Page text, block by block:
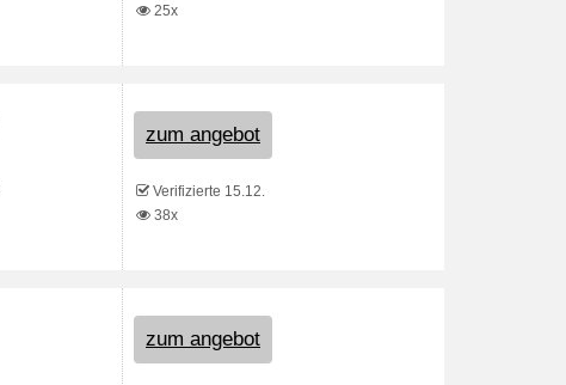
25x
zum angebot
Verifizierte 15.12.
38x
zum angebot